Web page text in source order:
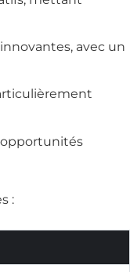
avec un
opportunités
: